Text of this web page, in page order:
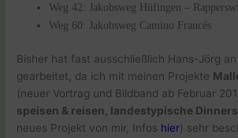
Weg42:
Jakobsweg Hüfingen – Rapperswil
Weg 60: Jakobsweg Camino Francés
Bisher hat fast ausschließlich Hans-Jörg
gearbeitet, da ich mit meinen Projekte
(neuer Vortrag und Bildband ab Februar
speisen & reisen, landestypische
neues Projekt von mir, Infos hier) sehr